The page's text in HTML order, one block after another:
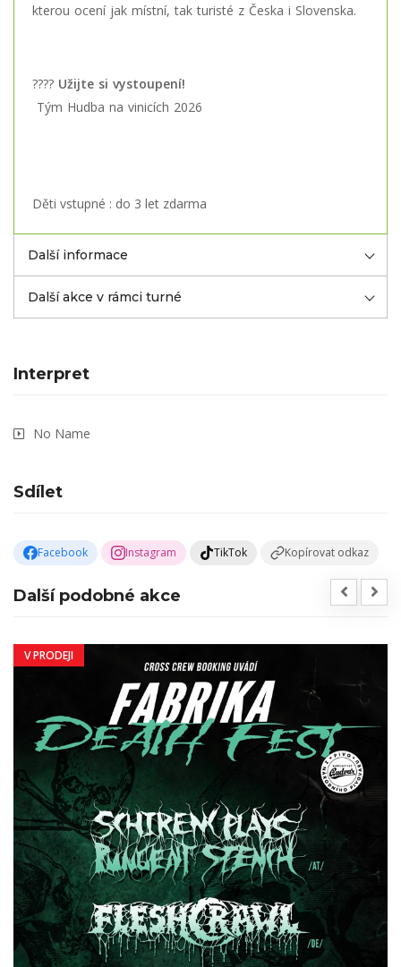
kterou ocení jak místní, tak turisté z Česka i Slovenska.
???? Užijte si vystoupení!
Tým Hudba na vinicích 2026
Děti vstupné : do 3 let zdarma
Další informace
Další akce v rámci turné
Interpret
No Name
Sdílet
Facebook Instagram TikTok Kopírovat odkaz
Další podobné akce
V PRODEJI